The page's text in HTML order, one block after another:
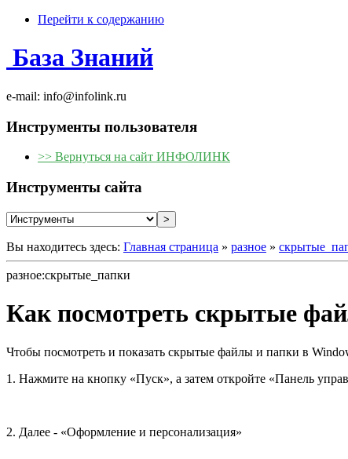
Перейти к содержанию
База Знаний
e-mail: info@infolink.ru
Инструменты пользователя
>> Вернуться на сайт ИНФОЛИНК
Инструменты сайта
Вы находитесь здесь: Главная страница » разное »
разное:скрытые_папки
Как посмотреть скрытые
Чтобы посмотреть и показать скрытые файлы и папки в
1. Нажмите на кнопку «Пуск», а затем откройте «Панель
2. Далее - «Оформление и персонализация»